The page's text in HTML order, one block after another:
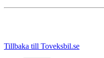
Tillbaka till Toveksbil.se